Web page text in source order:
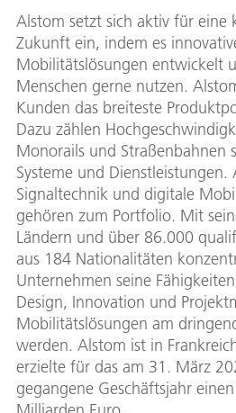
Alstom setzt sich aktiv für eine
Zukunft ein, indem es
Mobilitätslösungen entwickelt
Menschen gerne nutzen.
Kunden das breiteste
Dazu zählen
Monorails und Straßenbahnen
Systeme und
Signaltechnik und digitale
gehören zum Portfolio. Mit
Ländern und über 86.000
aus 184 Nationalitäten
Unternehmen seine
Design, Innovation und
Mobilitätslösungen am
werden. Alstom ist in
erzielte für das am 31. März
gegangene Geschäftsjahr